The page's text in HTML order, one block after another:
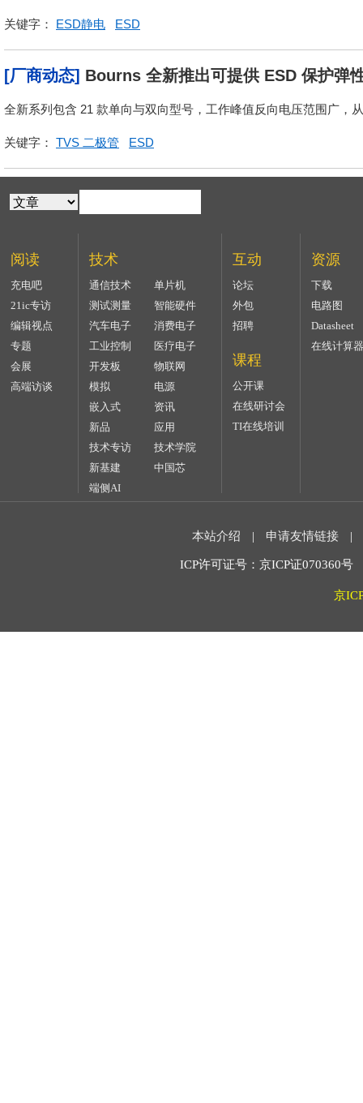
关键字： ESD静电 ESD
[厂商动态] Bourns 全新推出可提供 ESD 保护弹
214AB 封装
全新系列包含 21 款单向与双向型号，工作峰值反向电压范围广，
关键字： TVS 二极管 ESD
阅读
充电吧
21ic专访
编辑视点
专题
会展
高端访谈
技术
通信技术
单片机
测试测量
智能硬件
汽车电子
消费电子
工业控制
医疗电子
开发板
物联网
模拟
电源
嵌入式
资讯
新品
应用
技术专访
技术学院
新基建
中国芯
端侧AI
互动
论坛
外包
招聘
课程
公开课
在线研讨会
TI在线培训
资源
下载
电路图
Datasheet
在线计算器
本站介绍 | 申请友情链接 |
ICP许可证号：京ICP证070360
京